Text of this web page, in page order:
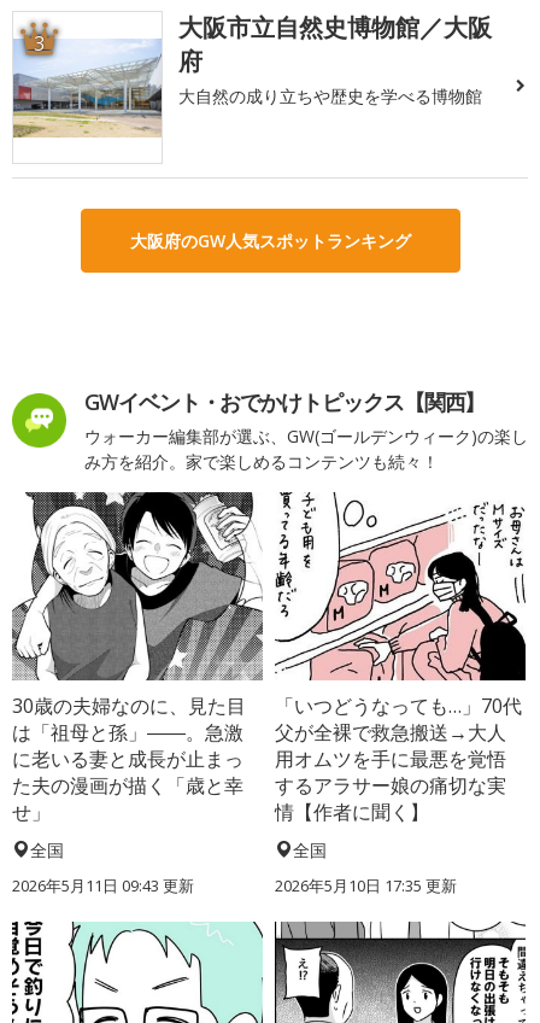
3
大阪市立自然史博物館／大阪
府
大自然の成り立ちや歴史を学べる博物館
大阪府のGW人気スポットランキング
GWイベント・おでかけトピックス【関西】
ウォーカー編集部が選ぶ、GW(ゴールデンウィーク)の楽し
み方を紹介。家で楽しめるコンテンツも続々！
30歳の夫婦なのに、見た目
は「祖母と孫」――。急激
に老いる妻と成長が止まっ
た夫の漫画が描く「歳と幸
せ」
全国
2026年5月11日 09:43 更新
「いつどうなっても…」70代
父が全裸で救急搬送→大人
用オムツを手に最悪を覚悟
するアラサー娘の痛切な実
情【作者に聞く】
全国
2026年5月10日 17:35 更新